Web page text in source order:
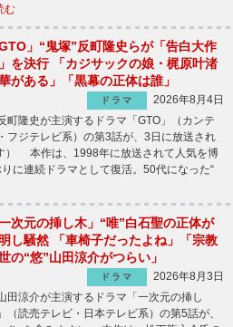
む
GTO」“鬼塚”反町隆史らが「告白大作
を決行 「カジサックの娘・梶原叶渚
がある」「黒幕の正体は誰」
ドラマ
2026年8月4日
町隆史が主演するドラマ「GTO」（カンテ
フジテレビ系）の第3話が、3日に放送され
） 本作は、1998年に放送されて人気を博
に連続ドラマとして復活。50代になった“
一次元の挿し木」“唯”白石聖の正体が
し騒然 「車椅子だったよね」「宗教
の“悠”山田涼介がつらい」
ドラマ
2026年8月3日
田涼介が主演するドラマ「一次元の挿し
（読売テレビ・日本テレビ系）の第5話が、